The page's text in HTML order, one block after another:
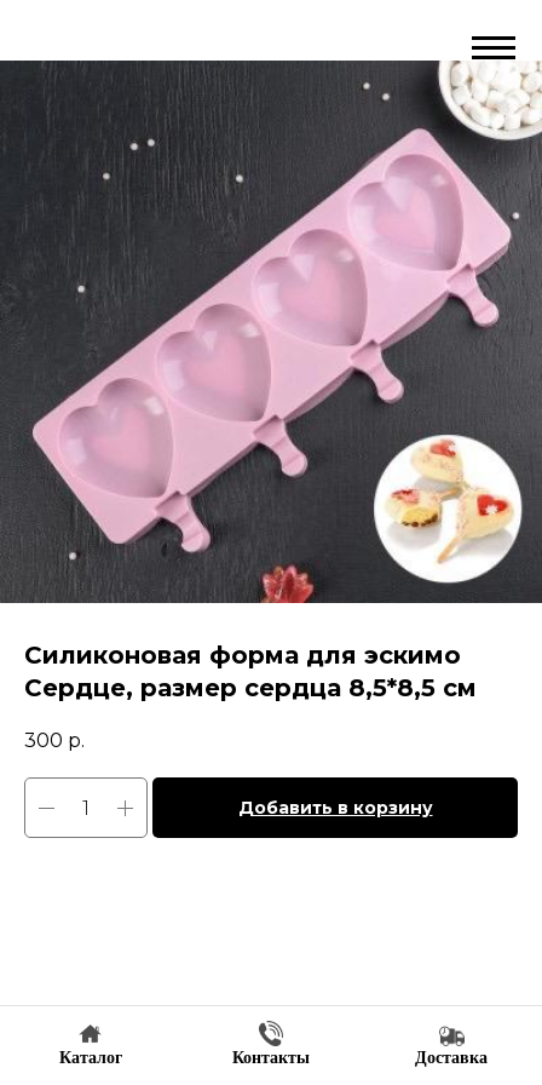
Силиконовая форма для эскимо
Сердце, размер сердца 8,5*8,5 см
300 р.
Добавить в корзину
Каталог Контакты Доставка